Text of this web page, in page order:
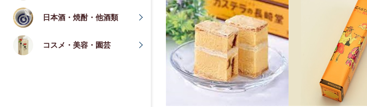
日本酒・焼酎・他酒類
コスメ・美容・園芸